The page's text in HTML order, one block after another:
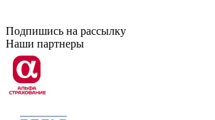
Подпишись на рассылку
Наши партнеры